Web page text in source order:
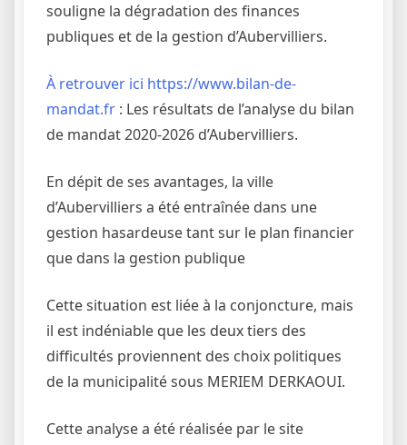
souligne la dégradation des finances
publiques et de la gestion d’Aubervilliers.
À retrouver ici https://www.bilan-de-
mandat.fr : Les résultats de l’analyse du bilan
de mandat 2020-2026 d’Aubervilliers.
En dépit de ses avantages, la ville
d’Aubervilliers a été entraînée dans une
gestion hasardeuse tant sur le plan financier
que dans la gestion publique
Cette situation est liée à la conjoncture, mais
il est indéniable que les deux tiers des
difficultés proviennent des choix politiques
de la municipalité sous MERIEM DERKAOUI.
Cette analyse a été réalisée par le site